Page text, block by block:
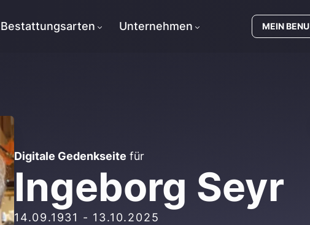
Bestattungsarten Unternehmen MEIN BENU
Digitale Gedenkseite für
Ingeborg Seyr
14.09.1931 - 13.10.2025